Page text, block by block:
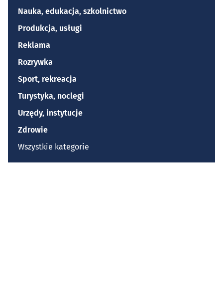
Nauka, edukacja, szkolnictwo
Produkcja, usługi
Reklama
Rozrywka
Sport, rekreacja
Turystyka, noclegi
Urzędy, instytucje
Zdrowie
Wszystkie kategorie